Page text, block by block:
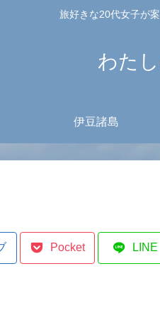
旅好きな20代女子が
わた
伊豆諸島
Pocket LINE